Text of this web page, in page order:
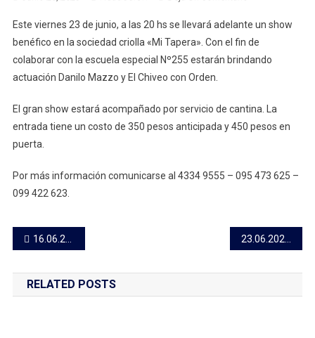
Danilo
Mazzo
Y
Con
Orden
Viernes
La
Especial
Este viernes 23 de junio, a las 20 hs se llevará adelante un show
benéfico en la sociedad criolla «Mi Tapera». Con el fin de
colaborar con la escuela especial Nº255 estarán brindando
actuación Danilo Mazzo y El Chiveo con Orden.
El gran show estará acompañado por servicio de cantina. La
entrada tiene un costo de 350 pesos anticipada y 450 pesos en
puerta.
Por más información comunicarse al 4334 9555 – 095 473 625 –
099 422 623.
Navegación
de
entradas
16.06.2023 Canelones y ADEOM firman convenio para abordaje integral de adicciones
RELATED POSTS